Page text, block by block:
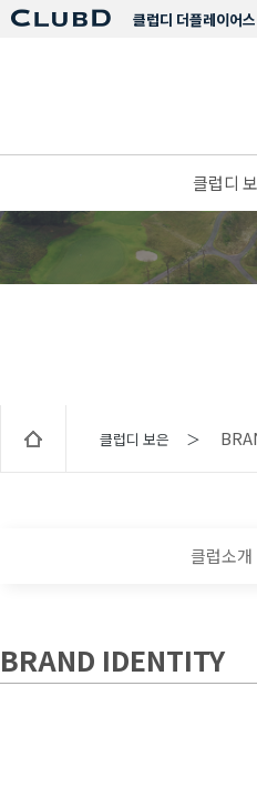
클럽디 더플레이어스
클럽디
클럽디 보은 ＞
클럽소개
BRAND IDENTITY